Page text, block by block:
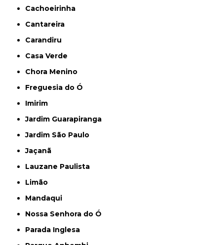
Cachoeirinha
Cantareira
Carandiru
Casa Verde
Chora Menino
Freguesia do Ó
Imirim
Jardim Guarapiranga
Jardim São Paulo
Jaçanã
Lauzane Paulista
Limão
Mandaqui
Nossa Senhora do Ó
Parada Inglesa